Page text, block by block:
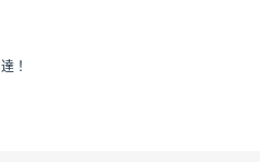
！